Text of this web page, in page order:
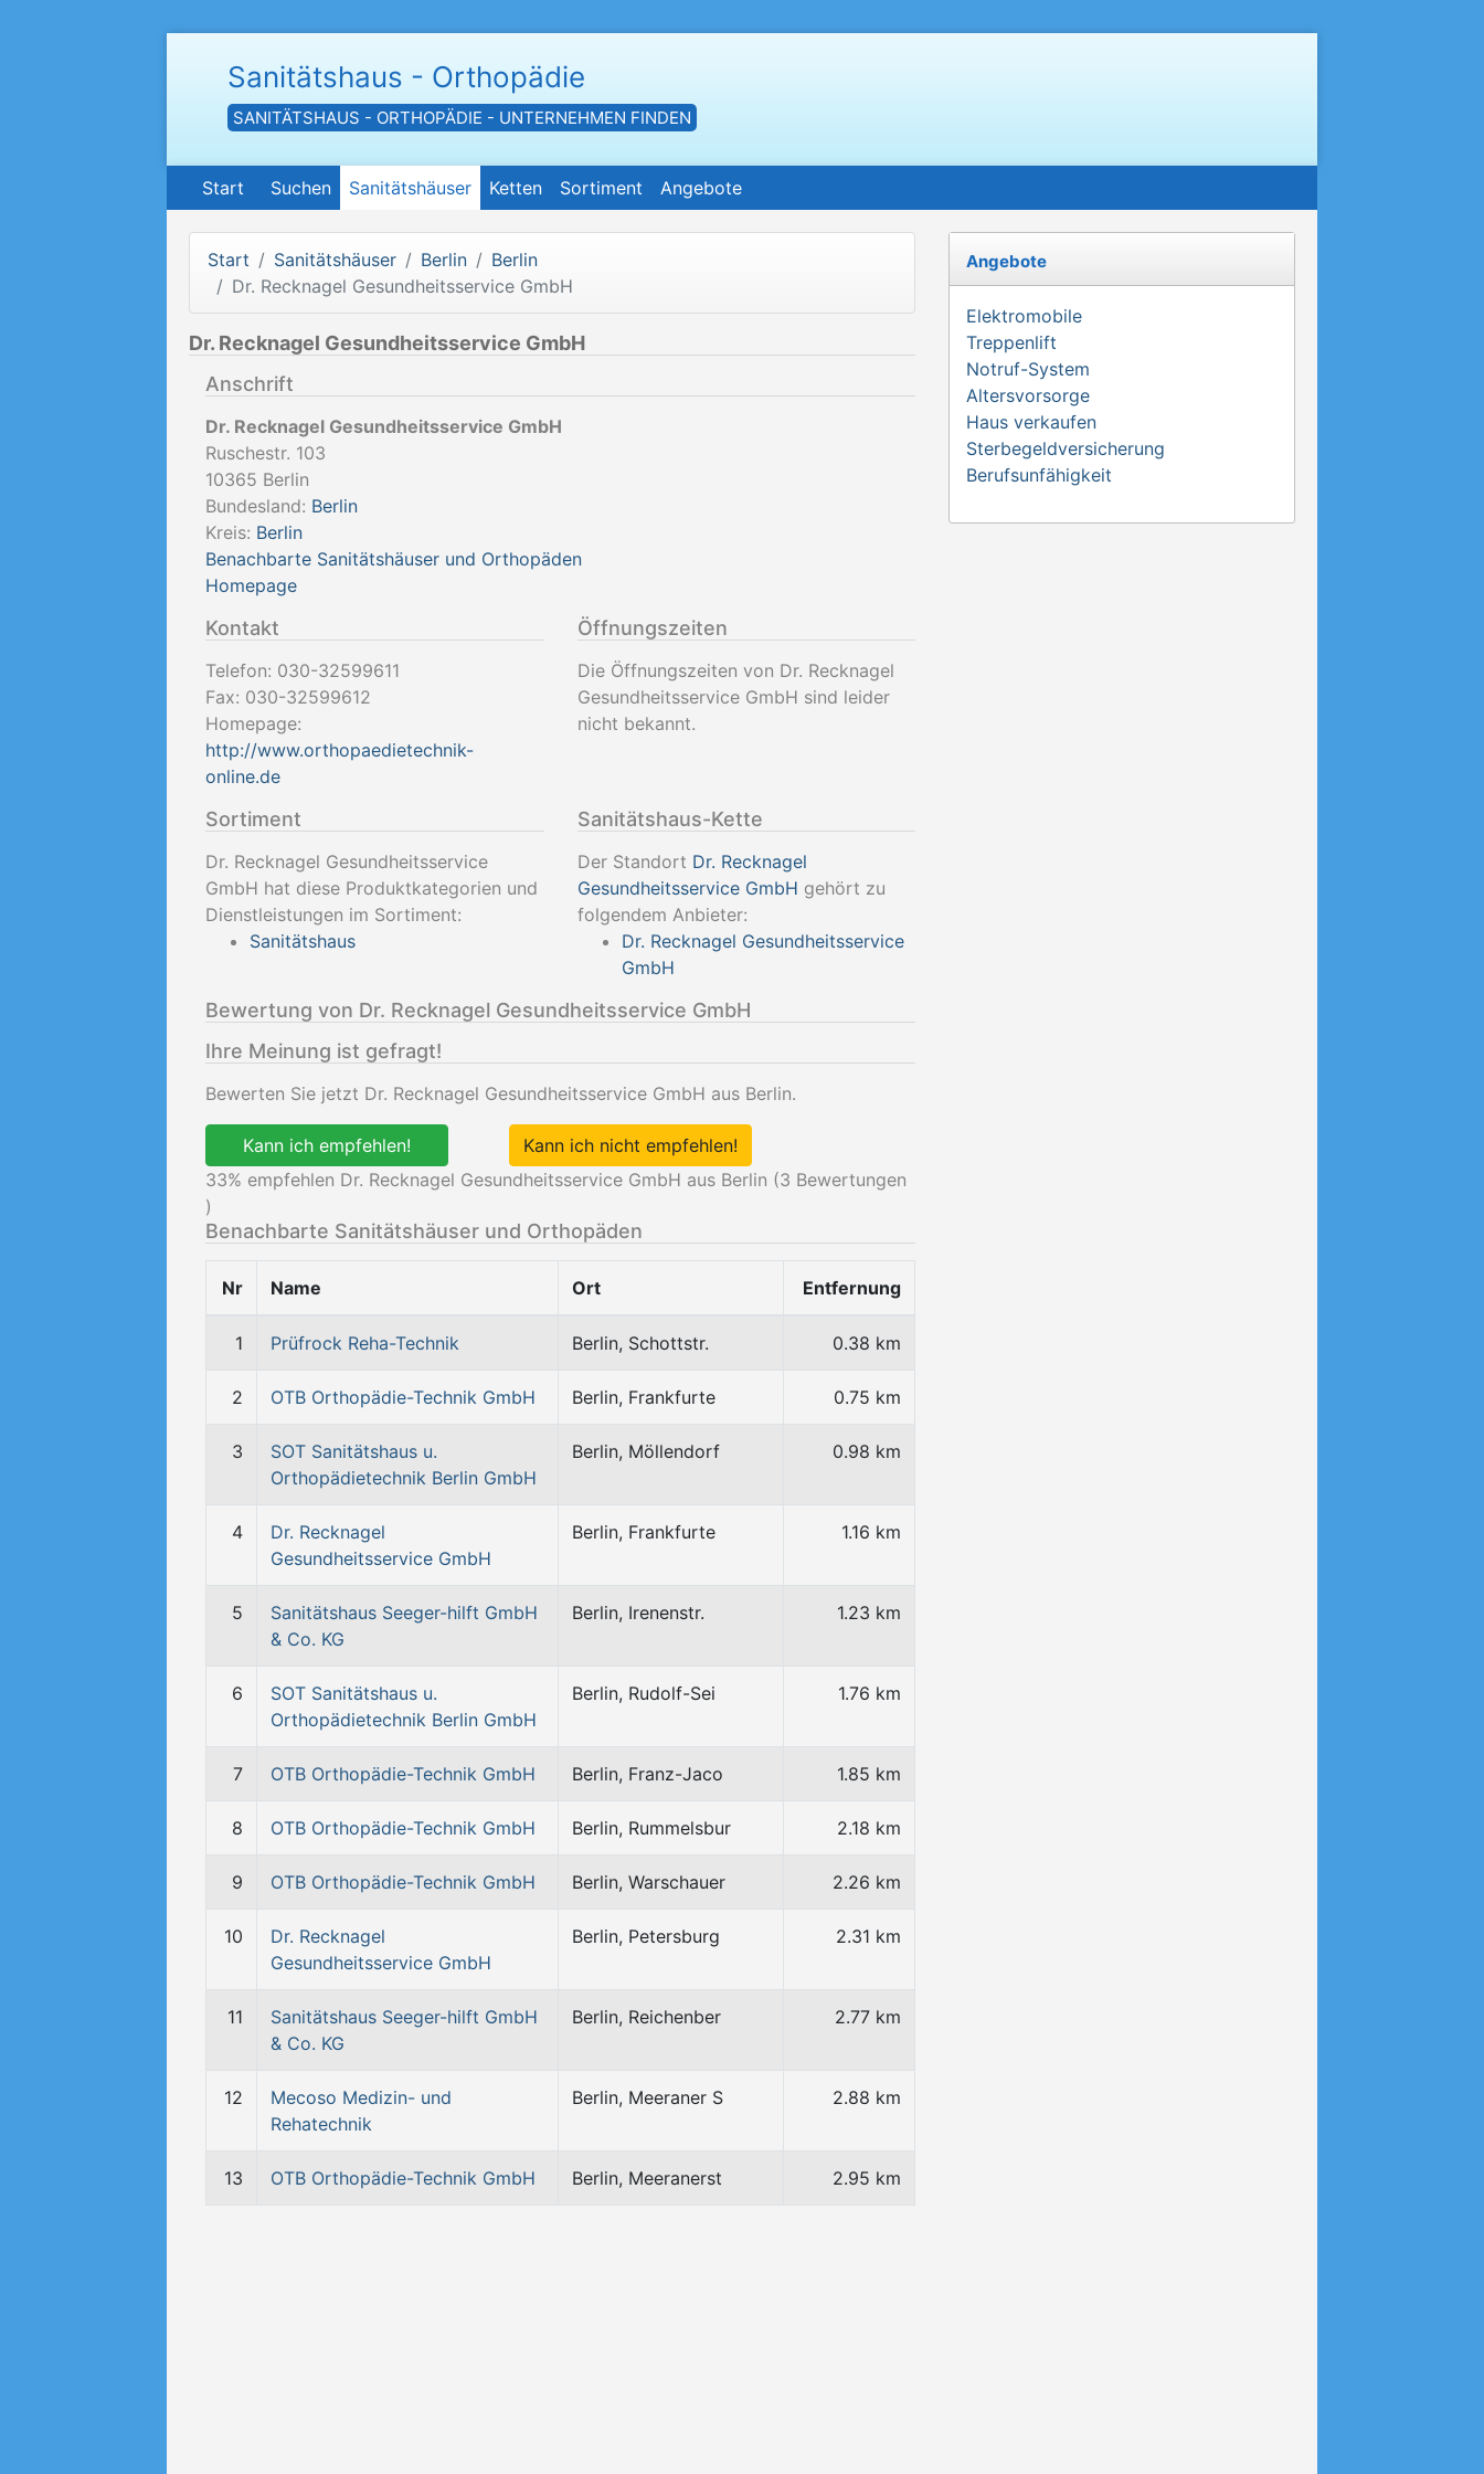
Sanitätshaus - Orthopädie
SANITÄTSHAUS - ORTHOPÄDIE - UNTERNEHMEN FINDEN
Start Suchen Sanitätshäuser Ketten Sortiment Angebote
Start Sanitätshäuser Berlin
Berlin
Dr. Recknagel Gesundheitsservice GmbH
Dr. Recknagel Gesundheitsservice GmbH
Anschrift
Dr. Recknagel Gesundheitsservice GmbH
Ruschestr. 103
10365 Berlin
Bundesland: Berlin
Kreis: Berlin
Benachbarte Sanitätshäuser und Orthopäden
Homepage
Kontakt
Telefon: 030-32599611
Fax: 030-32599612
Homepage:
http://www.orthopaedietechnik-
online.de
Öffnungszeiten
Die Öffnungszeiten von Dr. Recknagel
Gesundheitsservice GmbH sind leider
nicht bekannt.
Sortiment
Dr. Recknagel Gesundheitsservice
GmbH hat diese Produktkategorien und
Dienstleistungen im Sortiment:
Sanitätshaus
Sanitätshaus-Kette
Der Standort Dr. Recknagel
Gesundheitsservice GmbH gehört zu
folgendem Anbieter:
Dr. Recknagel Gesundheitsservice
GmbH
Bewertung von Dr. Recknagel Gesundheitsservice GmbH
Ihre Meinung ist gefragt!
Bewerten Sie jetzt Dr. Recknagel Gesundheitsservice GmbH aus Berlin.
Kann ich empfehlen!
Kann ich nicht empfehlen!
33% empfehlen Dr. Recknagel Gesundheitsservice GmbH aus Berlin (3 Bewertungen
)
Benachbarte Sanitätshäuser und Orthopäden
Nr Name Ort Entfernung
1 Prüfrock Reha-Technik Berlin, Schottstr. 0.38 km
2 OTB Orthopädie-Technik GmbH Berlin, Frankfurte 0.75 km
3
SOT Sanitätshaus u.
Orthopädietechnik Berlin GmbH
Berlin, Möllendorf 0.98 km
4
Dr. Recknagel
Gesundheitsservice GmbH
Berlin, Frankfurte 1.16 km
5
Sanitätshaus Seeger-hilft GmbH
& Co. KG
Berlin, Irenenstr. 1.23 km
6
SOT Sanitätshaus u.
Orthopädietechnik Berlin GmbH
Berlin, Rudolf-Sei 1.76 km
7 OTB Orthopädie-Technik GmbH Berlin, Franz-Jaco 1.85 km
8 OTB Orthopädie-Technik GmbH Berlin, Rummelsbur 2.18 km
9 OTB Orthopädie-Technik GmbH Berlin, Warschauer 2.26 km
10
Dr. Recknagel
Gesundheitsservice GmbH
Berlin, Petersburg 2.31 km
11
Sanitätshaus Seeger-hilft GmbH
& Co. KG
Berlin, Reichenber 2.77 km
12
Mecoso Medizin- und
Rehatechnik
Berlin, Meeraner S 2.88 km
13 OTB Orthopädie-Technik GmbH Berlin, Meeranerst 2.95 km
Angebote
Elektromobile
Treppenlift
Notruf-System
Altersvorsorge
Haus verkaufen
Sterbegeldversicherung
Berufsunfähigkeit